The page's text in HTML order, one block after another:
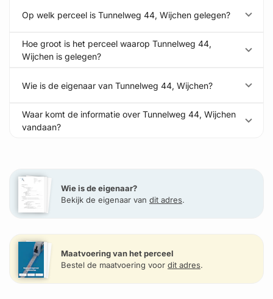
Op welk perceel is Tunnelweg 44, Wijchen gelegen?
Hoe groot is het perceel waarop Tunnelweg 44,
Wijchen is gelegen?
Wie is de eigenaar van Tunnelweg 44, Wijchen?
Waar komt de informatie over Tunnelweg 44, Wijchen
vandaan?
Wie is de eigenaar?
Bekijk de eigenaar van dit adres.
Maatvoering van het perceel
Bestel de maatvoering voor dit adres.